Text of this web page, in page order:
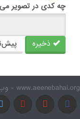
چه کدی در تصویر
ذخیره
www.aeenebahai.org - وب سایت معرفی آئین بهائی به زبان فارسی